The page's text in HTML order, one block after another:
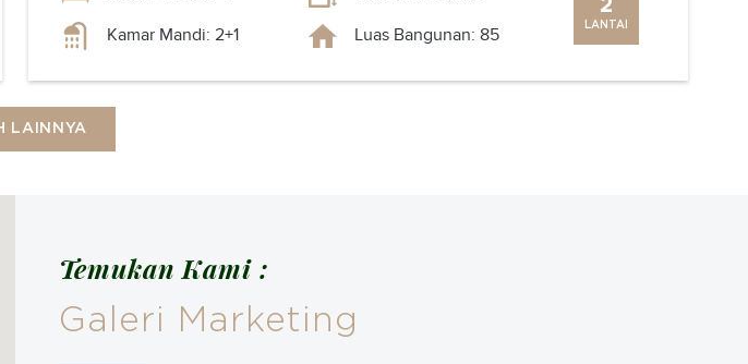
Kamar Mandi: 2+1
Luas Bangunan: 85
2
LANTAI
LAINNYA
Temukan Kami :
Galeri Marketing